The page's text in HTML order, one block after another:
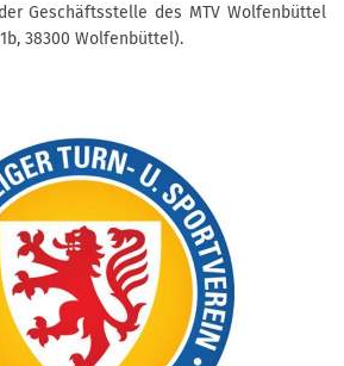
Geschäftsstelle des MTV Wolfenbüttel
38300 Wolfenbüttel).